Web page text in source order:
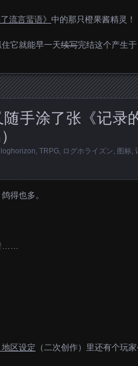
流言蜚语》 中的那只橙果酱精灵！
它就能早一天续写完结这个产生
手涂了张《记录
loghorizon, TRPG, ログホライズン, 图标,
得也多。
……
地区设定 （二次创作）里还有个玩